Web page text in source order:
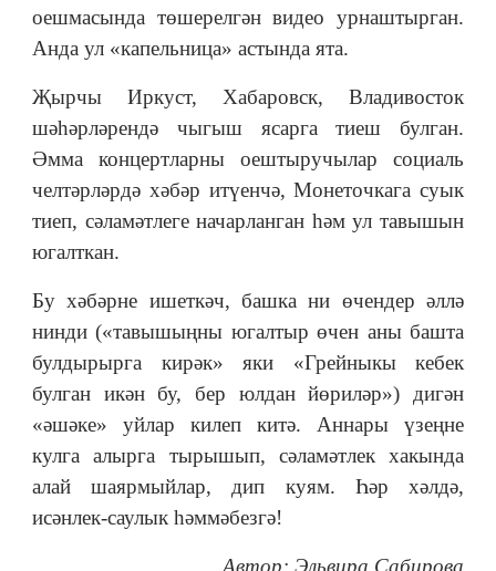
оешмасында төшерелгән видео урнаштырган.
Анда ул «капельница» астында ята.
Җырчы Иркуст, Хабаровск, Владивосток
шәһәрләрендә чыгыш ясарга тиеш булган.
Әмма концертларны оештыручылар социаль
челтәрләрдә хәбәр итүенчә, Монеточкага суык
тиеп, сәламәтлеге начарланган һәм ул тавышын
югалткан.
Бу хәбәрне ишеткәч, башка ни өчендер әллә
нинди («тавышыңны югалтыр өчен аны башта
булдырырга кирәк» яки «Грейныкы кебек
булган икән бу, бер юлдан йөриләр») дигән
«әшәке» уйлар килеп китә. Аннары үзеңне
кулга алырга тырышып, сәламәтлек хакында
алай шаярмыйлар, дип куям. Һәр хәлдә,
исәнлек-саулык һәммәбезгә!
Автор: Эльвира Сабирова